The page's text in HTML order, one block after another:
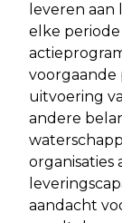
leveren
elke
voorgaande
uitvoering
andere
organisaties
aandacht